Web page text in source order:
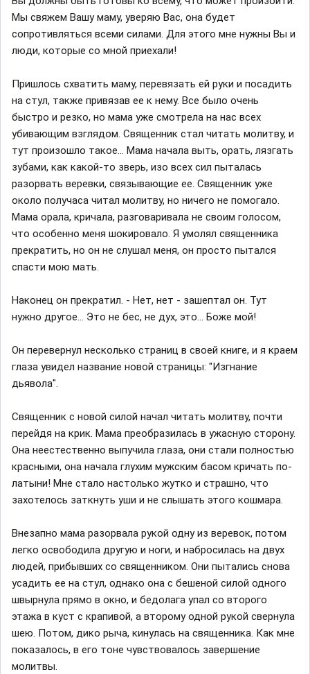
Мы свяжем Вашу маму, уверяю Вас, она будет
сопротивляться всеми силами. Для этого мне нужны Вы и
люди, которые со мной приехали!
Пришлось схватить маму, перевязать ей руки и посадить
на стул, также привязав ее к нему. Все было очень
быстро и резко, но мама уже смотрела на нас всех
убивающим взглядом. Священник стал читать молитву, и
тут произошло такое... Мама начала выть, орать, лязгать
зубами, как какой-то зверь, изо всех сил пыталась
разорвать веревки, связывающие ее. Священник уже
около получаса читал молитву, но ничего не помогало.
Мама орала, кричала, разговаривала не своим голосом,
что особенно меня шокировало. Я умолял священника
прекратить, но он не слушал меня, он просто пытался
спасти мою мать.
Наконец он прекратил. - Нет, нет - зашептал он. Тут
нужно другое... Это не бес, не дух, это... Боже мой!
Он перевернул несколько страниц в своей книге, и я краем
глаза увидел название новой страницы: "Изгнание
дьявола".
Священник с новой силой начал читать молитву, почти
перейдя на крик. Мама преобразилась в ужасную сторону.
Она неестественно выпучила глаза, они стали полностью
красными, она начала глухим мужским басом кричать по-
латыни! Мне стало настолько жутко и страшно, что
захотелось заткнуть уши и не слышать этого кошмара.
Внезапно мама разорвала рукой одну из веревок, потом
легко освободила другую и ноги, и набросилась на двух
людей, прибывших со священником. Они пытались снова
усадить ее на стул, однако она с бешеной силой одного
швырнула прямо в окно, и бедолага упал со второго
этажа в куст с крапивой, а второму одной рукой свернула
шею. Потом, дико рыча, кинулась на священника. Как мне
показалось, в его тоне чувствовалось завершение
молитвы.